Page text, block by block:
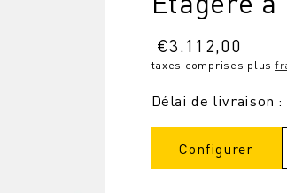
Prix
normal
€3.112,00
taxes comprises plus
Délai de livraison
Configurer